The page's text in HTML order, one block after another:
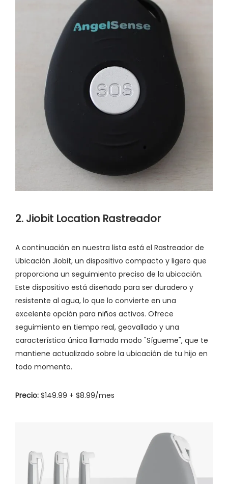
2. Jiobit Location Rastreador
A continuación en nuestra lista está el Rastreador de
Ubicación Jiobit, un dispositivo compacto y ligero que
proporciona un seguimiento preciso de la ubicación.
Este dispositivo está diseñado para ser duradero y
resistente al agua, lo que lo convierte en una
excelente opción para niños activos. Ofrece
seguimiento en tiempo real, geovallado y una
característica única llamada modo "Sígueme", que te
mantiene actualizado sobre la ubicación de tu hijo en
todo momento.
Precio: $149.99 + $8.99/mes